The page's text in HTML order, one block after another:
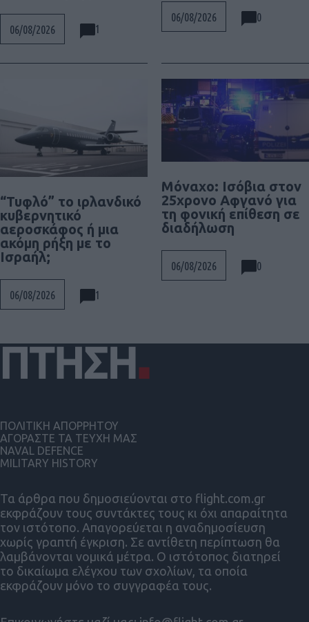
06/08/2026 1
06/08/2026 0
“Τυφλό” το ιρλανδικό
κυβερνητικό
αεροσκάφος ή μια
ακόμη ρήξη με το
Ισραήλ;
06/08/2026 1
Μόναχο: Ισόβια στον
25χρονο Αφγανό για
τη φονική επίθεση σε
διαδήλωση
06/08/2026 0
Τα άρθρα που δημοσιεύονται στο flight.com.gr
εκφράζουν τους συντάκτες τους κι όχι απαραίτητα
τον ιστότοπο. Απαγορεύεται η αναδημοσίευση
χωρίς γραπτή έγκριση. Σε αντίθετη περίπτωση θα
λαμβάνονται νομικά μέτρα. Ο ιστότοπος διατηρεί
το δικαίωμα ελέγχου των σχολίων, τα οποία
εκφράζουν μόνο το συγγραφέα τους.
ΠΟΛΙΤΙΚΗ ΑΠΟΡΡΗΤΟΥ
ΑΓΟΡΑΣΤΕ ΤΑ ΤΕΥΧΗ ΜΑΣ
NAVAL DEFENCE
MILITARY HISTORY